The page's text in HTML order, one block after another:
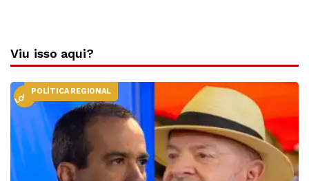
Viu isso aqui?
LOCALPOLÍTICA REGIONAL